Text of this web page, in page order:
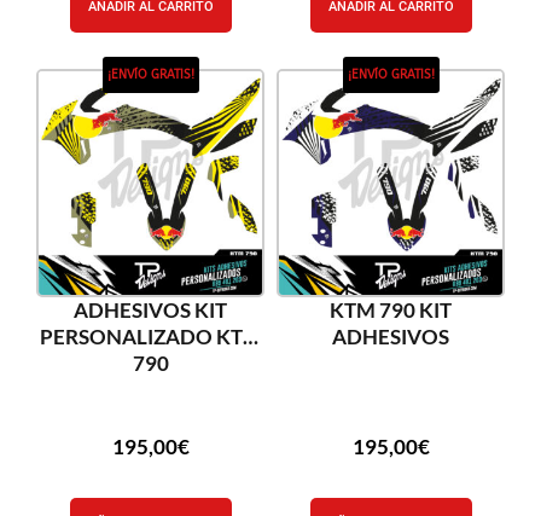
AÑADIR AL CARRITO AÑADIR AL CARRITO
¡ENVÍO GRATIS!
ADHESIVOS KIT
PERSONALIZADO KTM
790
195,00€
¡ENVÍO GRATIS!
KTM 790 KIT
ADHESIVOS
195,00€